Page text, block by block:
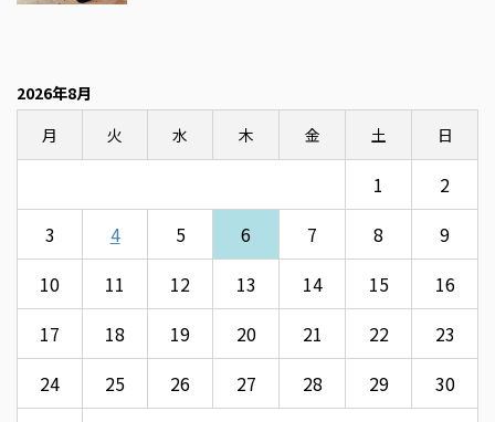
2026年8月
月
火 水 木 金 土 日
1
2
3
4 5 6 7 8
9
10
11 12 13 14 15
16
17
18 19 20 21 22
23
24
25 26 27 28 29
30